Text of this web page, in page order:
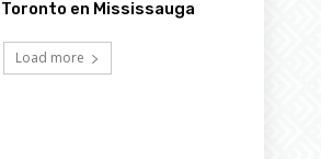
Toronto en Mississauga
Load more